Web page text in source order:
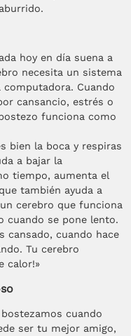
hoy en día suena a
necesita un sistema
Cuando
cansancio, estrés o
funciona como
bien la boca y respiras
a bajar la
tiempo, aumenta el
también ayuda a
cerebro que funciona
cuando se pone lento.
cansado, cuando hace
Tu cerebro
calor!»
cuando
ser tu mejor amigo,